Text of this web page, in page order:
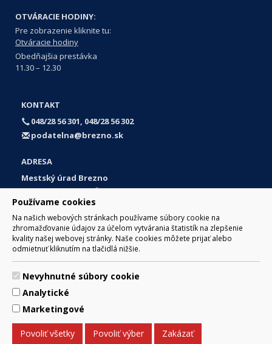
Používame cookies
Na našich webových stránkach používame súbory cookie na
zhromažďovanie údajov za účelom vytvárania štatistík na zlepšenie
kvality našej webovej stránky. Naše cookies môžete prijať alebo
odmietnuť kliknutím na tlačidlá nižšie.
Nevyhnutné súbory cookie
Analytické
Marketingové
Povoliť všetky Povoliť výber Zakázať
OTVÁRACIE HODINY:
Pre zobrazenie kliknite tu:
Otváracie hodiny
Obedňajšia prestávka
11.30 – 12.30
KONTAKT
048/28 56 301, 048/28 56 302
podatelna@brezno.sk
ADRESA
Mestský úrad Brezno
Námestie gen. M. R. Štefánika 1
977 01 Brezno
Slovakia (Slovak Republic)
© 2017 Mesto Brezno, Námestie gen. M. R. Štefánika 1, Brezno
977 01 Tel.: 048/28 56 301, 048/28 56 302 Email:
Za obsah zodpovedá Mesto Brezno. Technický prevádzkovateľ:
Arrabella, s.r.o. , Pod Donátom 12/136 Žiar nad Hronom 965 01
podpora@internetova-stranka.sk